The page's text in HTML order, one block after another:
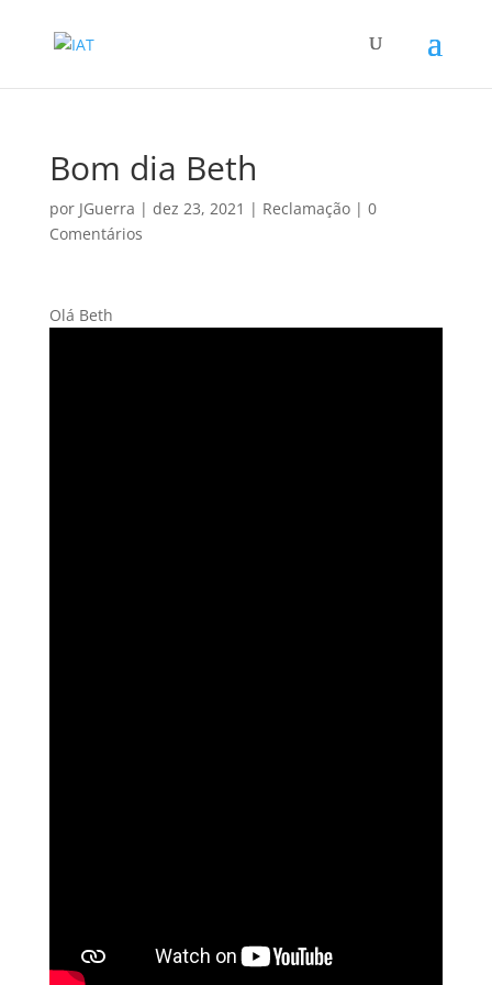
Bom dia Beth
por JGuerra | dez 23, 2021 | Reclamação| 0
Comentários
Olá Beth